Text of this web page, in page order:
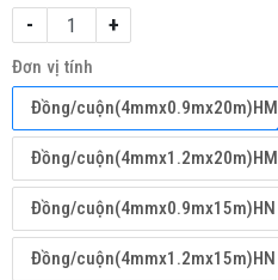
- +
Đơn vị tính
Đồng/cuộn(4mmx0.9mx20m)HM
Đồng/cuộn(4mmx1.2mx20m)HM
Đồng/cuộn(4mmx0.9mx15m)HN
Đồng/cuộn(4mmx1.2mx15m)HN